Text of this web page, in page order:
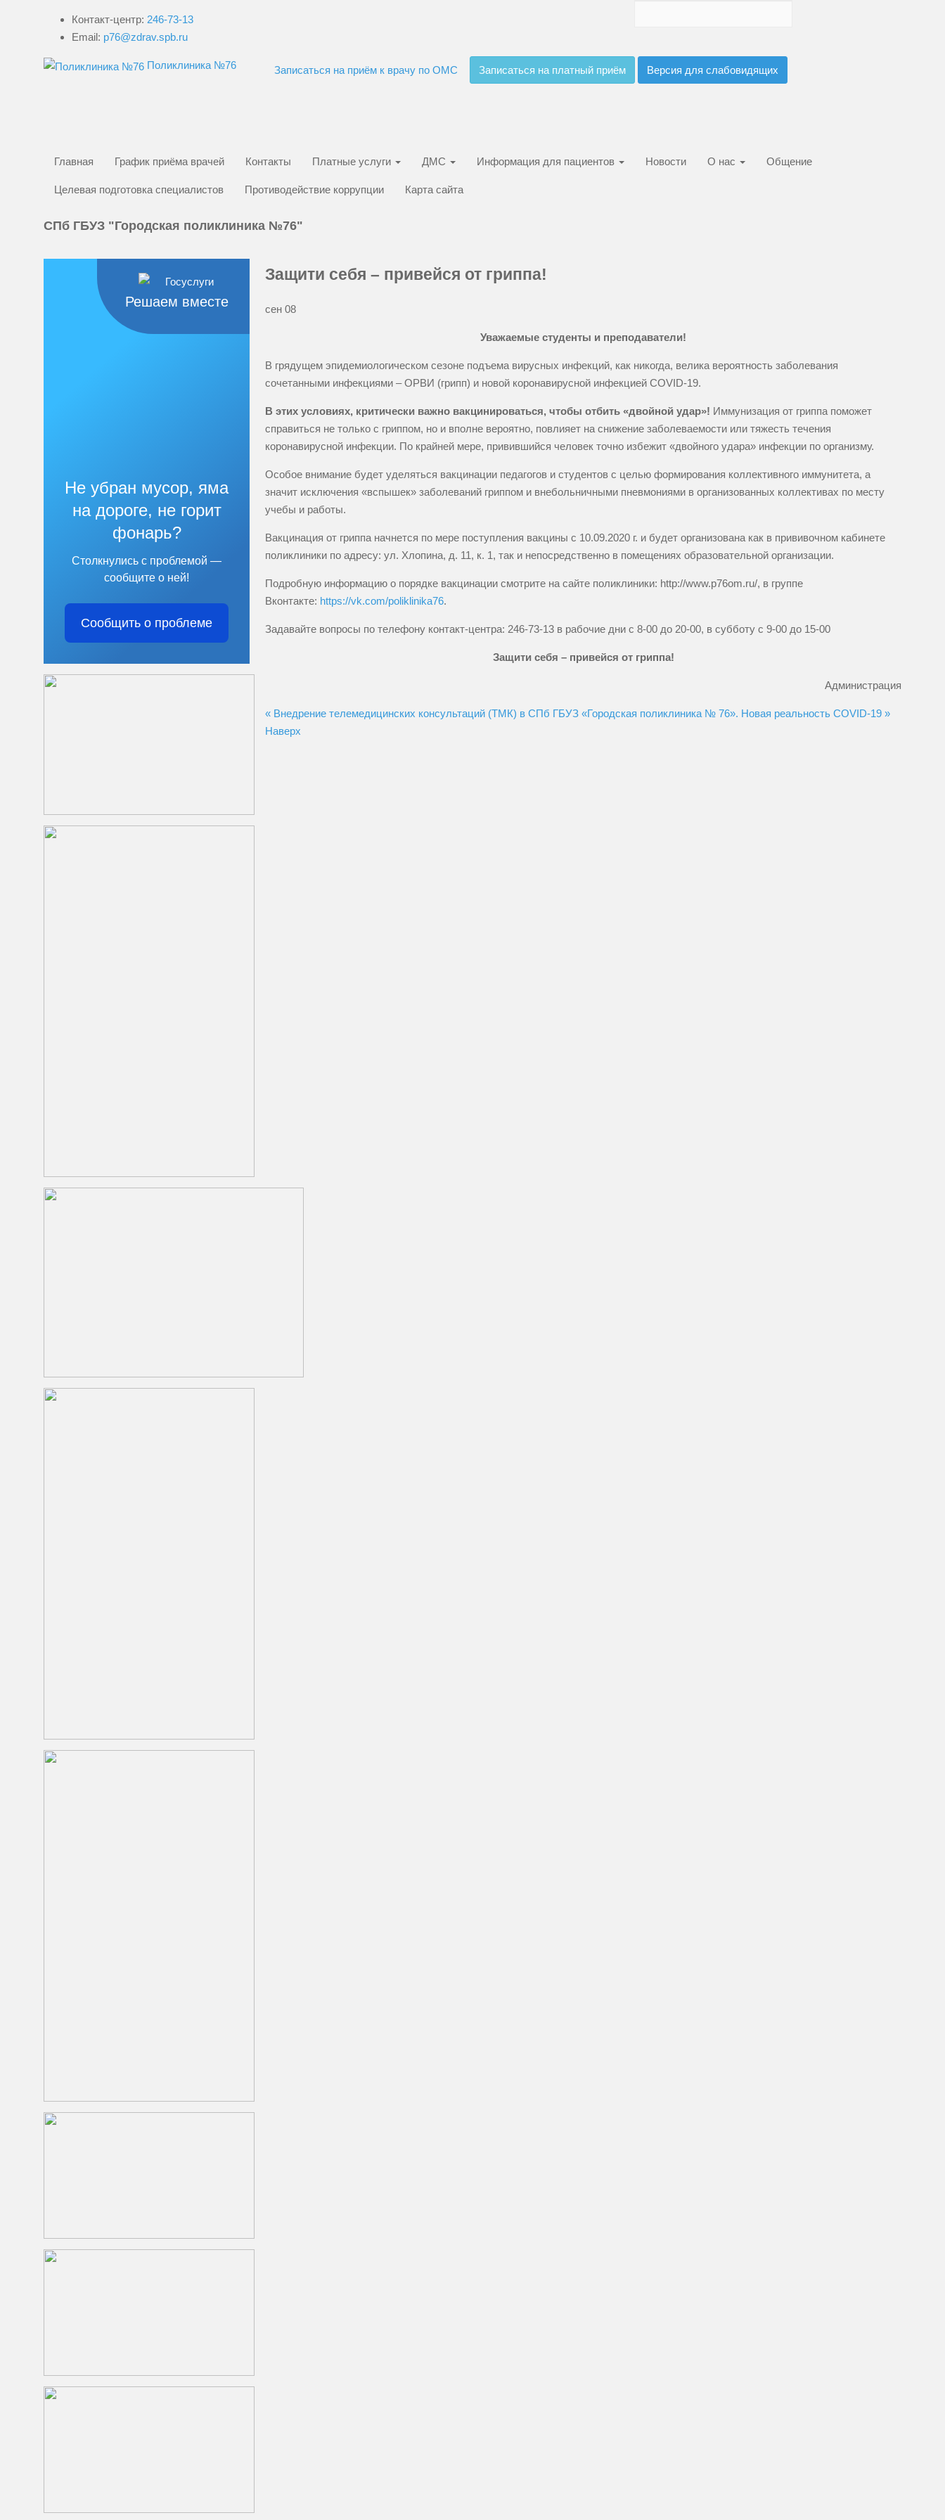
Контакт-центр: 246-73-13
Email: p76@zdrav.spb.ru
Поликлиника №76 Записаться на приём к врачу по ОМС Записаться на платный приём Версия для слабовидящих
Главная График приёма врачей Контакты Платные услуги ДМС Информация для пациентов Новости О нас Общение
Целевая подготовка специалистов Противодействие коррупции Карта сайта
СПб ГБУЗ "Городская поликлиника №76"
Защити себя – привейся от гриппа!
сен 08
Уважаемые студенты и преподаватели!
В грядущем эпидемиологическом сезоне подъема вирусных инфекций, как никогда, велика вероятность заболевания
сочетанными инфекциями – ОРВИ (грипп) и новой коронавирусной инфекцией COVID-19.
В этих условиях, критически важно вакцинироваться, чтобы отбить «двойной удар»! Иммунизация от гриппа поможет
справиться не только с гриппом, но и вполне вероятно, повлияет на снижение заболеваемости или тяжесть течения
коронавирусной инфекции. По крайней мере, привившийся человек точно избежит «двойного удара» инфекции по организму.
Особое внимание будет уделяться вакцинации педагогов и студентов с целью формирования коллективного иммунитета, а
значит исключения «вспышек» заболеваний гриппом и внебольничными пневмониями в организованных коллективах по месту
учебы и работы.
Вакцинация от гриппа начнется по мере поступления вакцины с 10.09.2020 г. и будет организована как в прививочном кабинете
поликлиники по адресу: ул. Хлопина, д. 11, к. 1, так и непосредственно в помещениях образовательной организации.
Подробную информацию о порядке вакцинации смотрите на сайте поликлиники: http://www.p76om.ru/, в группе
Вконтакте: https://vk.com/poliklinika76.
Задавайте вопросы по телефону контакт-центра: 246-73-13 в рабочие дни с 8-00 до 20-00, в субботу с 9-00 до 15-00
Защити себя – привейся от гриппа!
Администрация
« Внедрение телемедицинских консультаций (ТМК) в СПб ГБУЗ «Городская поликлиника № 76». Новая реальность COVID-19 »
Наверх
Решаем вместе
Не убран мусор, яма
на дороге, не горит
фонарь?
Столкнулись с проблемой —
сообщите о ней!
Сообщить о проблеме